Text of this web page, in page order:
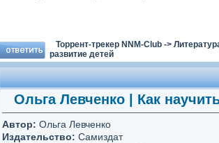
Торрент-трекер NNM-Club ->
развитие детей
Ольга Левченко | Как
Автор: Ольга Левченко
Издательство: Самиздат